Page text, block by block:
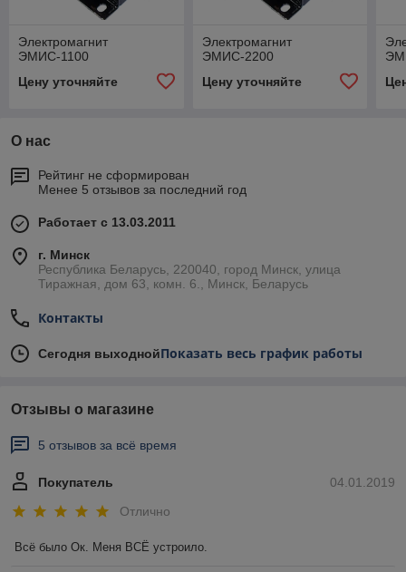
Электромагнит
ЭМИС-1100
Цену уточняйте
Электромагнит
ЭМИС-2200
Цену уточняйте
О нас
Рейтинг не сформирован
Менее 5 отзывов за последний год
Работает с 13.03.2011
г. Минск
Республика Беларусь, 220040, город Минск, улица
Тиражная, дом 63, комн. 6., Минск, Беларусь
Контакты
Сегодня выходнойПоказать весь график работы
Отзывы о магазине
5 отзывов за всё время
04.01.2019
Покупатель
Отлично
Всё было Ок. Меня ВСЁ устроило.